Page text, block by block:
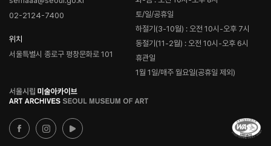
02-2124-7400
위치
서울특별시 종로구 평창문화로 101
토/일/공휴일
하절기(3-10월) : 오전 10시-오후 7시
동절기(11-2월) : 오전 10시-오후 6시
휴관일
1월 1일/매주 월요일(공휴일 제외)
로
고